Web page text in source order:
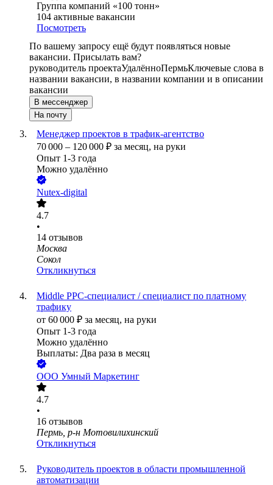
Группа компаний «100 тонн»
104 активные вакансии
Посмотреть
По вашему запросу ещё будут появляться новые
вакансии. Присылать вам?
руководитель проектаУдалённоПермьКлючевые слова в
названии вакансии, в названии компании и в описании
вакансии
В мессенджер
На почту
Менеджер проектов в трафик-агентство
70 000 – 120 000 ₽ за месяц, на руки
Опыт 1-3 года
Можно удалённо
Nutex-digital
4.7
•
14 отзывов
Москва
Сокол
Откликнуться
Middle PPC-специалист / специалист по платному
трафику
от 60 000 ₽ за месяц, на руки
Опыт 1-3 года
Можно удалённо
Выплаты: Два раза в месяц
ООО Умный Маркетинг
4.7
•
16 отзывов
Пермь, р-н Мотовилихинский
Откликнуться
Руководитель проектов в области промышленной
автоматизации